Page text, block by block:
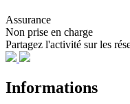
Assurance
Non prise en charge
Partagez l'activité sur les
Informations